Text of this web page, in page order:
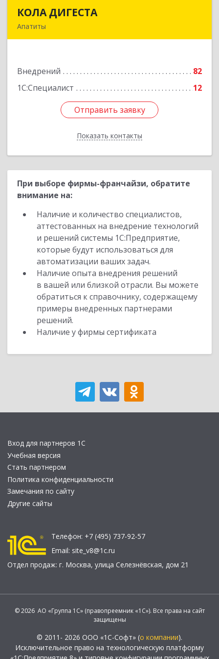
КОЛА ДИГЕСТА
Апатиты
Внедрений
82
1С:Специалист
12
Отправить заявку
Показать контакты
Подробнее
Отправить заявку
Назад
При выборе фирмы-франчайзи, обратите
внимание на:
Наличие и количество специалистов,
аттестованных на внедрение технологий
и решений системы 1С:Предприятие,
которые будут использоваться для
автоматизации ваших задач.
Наличие опыта внедрения решений
в вашей или близкой отрасли. Вы можете
обратиться к справочнику, содержащему
примеры внедренных партнерами
решений.
Наличие у фирмы сертификата
Вход для партнеров 1С
Учебная версия
Стать партнером
Политика конфиденциальности
Замечания по сайту
Другие сайты
Телефон: +7 (495) 737-92-57
Email: site_v8@1c.ru
Отдел продаж: г. Москва, улица Селезнёвская, дом 21
© 2026 АО «Группа 1С» (правопреемник «1С»). Все права на сайт
защищены
© 2011- 2026 ООО «1С-Софт» (о компании).
Исключительное право на технологическую платформу